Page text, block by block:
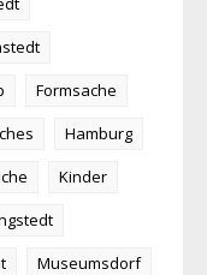
Formsache
Hamburg
Kinder
Museumsdorf